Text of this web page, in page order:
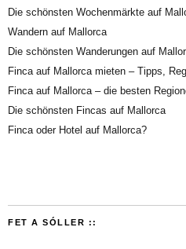
Die schönsten Wochenmärkte auf
Wandern auf Mallorca
Die schönsten Wanderungen auf
Finca auf Mallorca mieten – Tipps,
Finca auf Mallorca – die besten
Die schönsten Fincas auf Mallorca
Finca oder Hotel auf Mallorca?
FET A SÓLLER ::